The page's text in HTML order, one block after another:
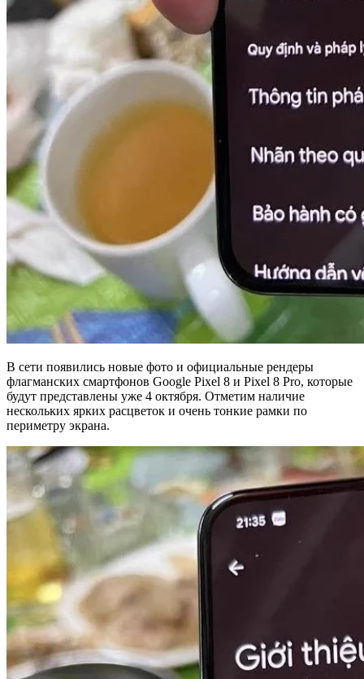
В сети появились новые фото и официальные рендеры
флагманских смартфонов Google Pixel 8 и Pixel 8 Pro, которые
будут представлены уже 4 октября. Отметим наличие
нескольких ярких расцветок и очень тонкие рамки по
периметру экрана.